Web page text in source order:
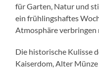
für Garten, Natur und
ein frühlingshaftes
Atmosphäre verbringen
Die historische Kulisse
Kaiserdom, Alter